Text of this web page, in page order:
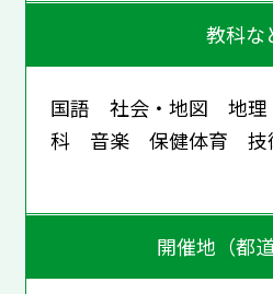
教科な
国語 社会・地図 地
科 音楽 保健体育
開催地（都道